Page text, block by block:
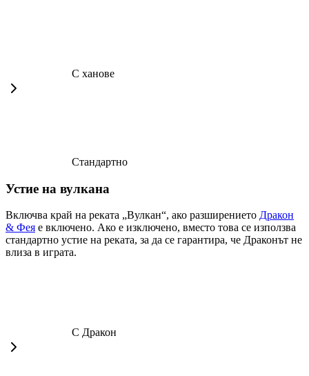
С ханове
Стандартно
Устие на вулкана
Включва край на реката „Вулкан“, ако разширението Дракон
& Фея е включено. Ако е изключено, вместо това се използва
стандартно устие на реката, за да се гарантира, че Драконът не
влиза в играта.
С Дракон